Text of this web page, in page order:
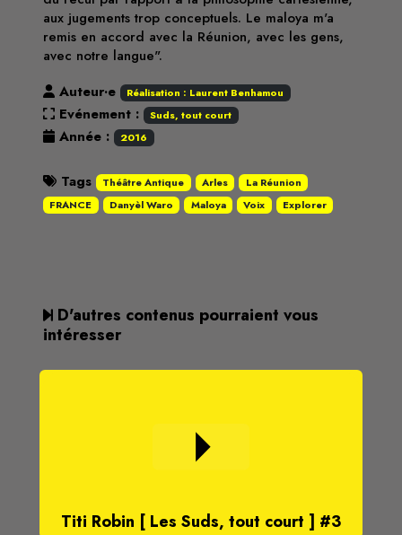
aux jugements trop conceptuels. Le maloya m'a
remis en accord avec la Réunion, avec les gens,
avec notre langue".
Auteur·e
Réalisation : Laurent Benhamou
Evénement : Suds, tout court
Année : 2016
Tags Théâtre Antique Arles
La Réunion
FRANCE
Danyèl Waro Maloya Voix Explorer
D'autres contenus pourraient vous
intéresser
Titi Robin [ Les Suds, tout court ] #3